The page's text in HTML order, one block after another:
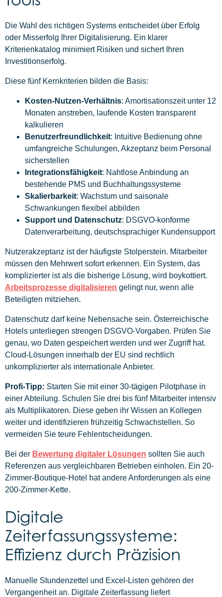
Die Wahl des richtigen Systems entscheidet über Erfolg
oder Misserfolg Ihrer Digitalisierung. Ein klarer
Kriterienkatalog minimiert Risiken und sichert Ihren
Investitionserfolg.
Diese fünf Kernkriterien bilden die Basis:
Kosten-Nutzen-Verhältnis: Amortisationszeit unter 12
Monaten anstreben, laufende Kosten transparent
kalkulieren
Benutzerfreundlichkeit: Intuitive Bedienung ohne
umfangreiche Schulungen, Akzeptanz beim Personal
sicherstellen
Integrationsfähigkeit: Nahtlose Anbindung an
bestehende PMS und Buchhaltungssysteme
Skalierbarkeit: Wachstum und saisonale
Schwankungen flexibel abbilden
Support und Datenschutz: DSGVO-konforme
Datenverarbeitung, deutschsprachiger Kundensupport
Nutzerakzeptanz ist der häufigste Stolperstein. Mitarbeiter
müssen den Mehrwert sofort erkennen. Ein System, das
komplizierter ist als die bisherige Lösung, wird boykottiert.
Arbeitsprozesse digitalisieren gelingt nur, wenn alle
Beteiligten mitziehen.
Datenschutz darf keine Nebensache sein. Österreichische
Hotels unterliegen strengen DSGVO-Vorgaben. Prüfen Sie
genau, wo Daten gespeichert werden und wer Zugriff hat.
Cloud-Lösungen innerhalb der EU sind rechtlich
unkomplizierter als internationale Anbieter.
Profi-Tipp: Starten Sie mit einer 30-tägigen Pilotphase in
einer Abteilung. Schulen Sie drei bis fünf Mitarbeiter intensiv
als Multiplikatoren. Diese geben ihr Wissen an Kollegen
weiter und identifizieren frühzeitig Schwachstellen. So
vermeiden Sie teure Fehlentscheidungen.
Bei der Bewertung digitaler Lösungen sollten Sie auch
Referenzen aus vergleichbaren Betrieben einholen. Ein 20-
Zimmer-Boutique-Hotel hat andere Anforderungen als eine
200-Zimmer-Kette.
Digitale
Zeiterfassungssysteme:
Effizienz durch Präzision
Manuelle Stundenzettel und Excel-Listen gehören der
Vergangenheit an. Digitale Zeiterfassung liefert